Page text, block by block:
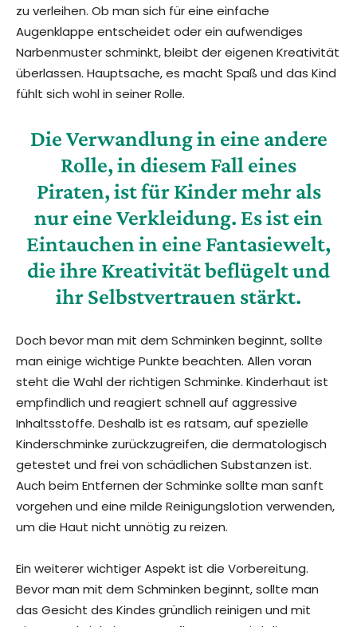
zu verleihen. Ob man sich für eine einfache
Augenklappe entscheidet oder ein aufwendiges
Narbenmuster schminkt, bleibt der eigenen Kreativität
überlassen. Hauptsache, es macht Spaß und das Kind
fühlt sich wohl in seiner Rolle.
Die Verwandlung in eine andere
Rolle, in diesem Fall eines
Piraten, ist für Kinder mehr als
nur eine Verkleidung. Es ist ein
Eintauchen in eine Fantasiewelt,
die ihre Kreativität beflügelt und
ihr Selbstvertrauen stärkt.
Doch bevor man mit dem Schminken beginnt, sollte
man einige wichtige Punkte beachten. Allen voran
steht die Wahl der richtigen Schminke. Kinderhaut ist
empfindlich und reagiert schnell auf aggressive
Inhaltsstoffe. Deshalb ist es ratsam, auf spezielle
Kinderschminke zurückzugreifen, die dermatologisch
getestet und frei von schädlichen Substanzen ist.
Auch beim Entfernen der Schminke sollte man sanft
vorgehen und eine milde Reinigungslotion verwenden,
um die Haut nicht unnötig zu reizen.
Ein weiterer wichtiger Aspekt ist die Vorbereitung.
Bevor man mit dem Schminken beginnt, sollte man
das Gesicht des Kindes gründlich reinigen und mit